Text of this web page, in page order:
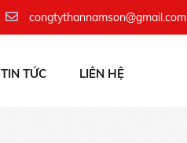
congtythannamson@gmail.com
TIN TỨC LIÊN HỆ